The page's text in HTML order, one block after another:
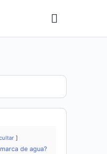
de agua?